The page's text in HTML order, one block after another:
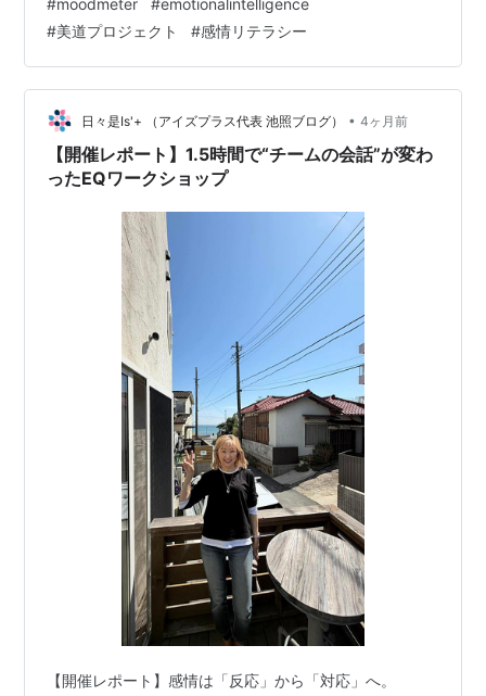
う感じるか想像できない」――そんな感情の不全が、取
り返しのつかない残虐な結末を招いてしまうという警告
です。 この指摘は、私にとって決して他人事ではありま
せん。 なぜなら私は、現在短期大学の教員として、「美
道プロジェクト」という授業の中で、EQ（感情知性）を
必修科目として教えているからです。おそら…
#moodmeter #emotionalintelligence
#美道プロジェクト #感情リテラシー
日々是Is'+ （アイズプラス代表 池照ブログ） • 4ヶ月前
【開催レポート】1.5時間で“チームの会話”が変わ
ったEQワークショップ
【開催レポート】感情は「反応」から「対応」へ。